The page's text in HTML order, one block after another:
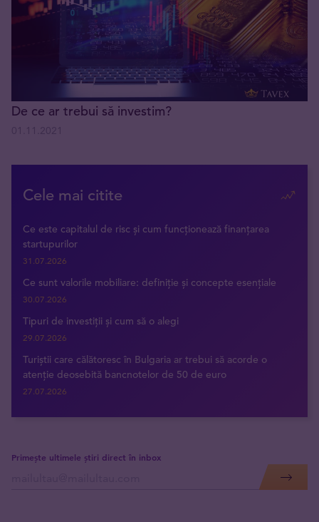
De ce ar trebui să investim?
Cele mai citite
Ce este capitalul de risc și cum funcționează finanțarea
startupurilor
31.07.2026
Ce sunt valorile mobiliare: definiție și concepte esențiale
30.07.2026
Tipuri de investiții și cum să o alegi
29.07.2026
Turiștii care călătoresc în Bulgaria ar trebui să acorde o
atenție deosebită bancnotelor de 50 de euro
27.07.2026
Primește ultimele știri direct în inbox